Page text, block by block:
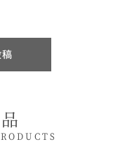
お米が美味しい
正月は毎年この